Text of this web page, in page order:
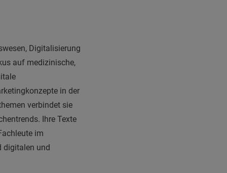
Digitalisierung
auf medizinische,
in der
verbindet sie
Ihre Texte
im
digitalen und